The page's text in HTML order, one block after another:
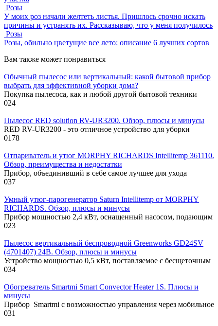
Розы
У моих роз начали желтеть листья. Пришлось срочно искать
причины и устранять их. Рассказываю, что у меня получилось
Розы
Розы, обильно цветущие все лето: описание 6 лучших сортов
Вам также может понравиться
Обычный пылесос или вертикальный: какой бытовой прибор
выбрать для эффективной уборки дома?
Покупка пылесоса, как и любой другой бытовой техники
024
Пылесос RED solution RV-UR3200. Обзор, плюсы и минусы
RED RV-UR3200 - это отличное устройство для уборки
0178
Отпариватель и утюг MORPHY RICHARDS Intellitemp 361110.
Обзор, преимущества и недостатки
Прибор, объединивший в себе самое лучшее для ухода
037
Умный утюг-парогенератор Saturn Intellitemp от MORPHY
RICHARDS. Обзор, плюсы и минусы
Прибор мощностью 2,4 кВт, оснащенный насосом, подающим
023
Пылесос вертикальный беспроводной Greenworks GD24SV
(4701407) 24В. Обзор, плюсы и минусы
Устройство мощностью 0,5 кВт, поставляемое с бесщеточным
034
Обогреватель Smartmi Smart Convector Heater 1S. Плюсы и
минусы
Прибор Smartmi с возможностью управления через мобильное
031